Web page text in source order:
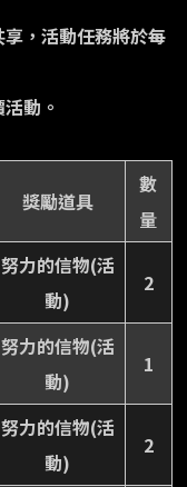
，活動任務將於每
動。
獎勵道具
數
量
努力的信物(活
動)
2
努力的信物(活
動)
1
努力的信物(活
動)
2